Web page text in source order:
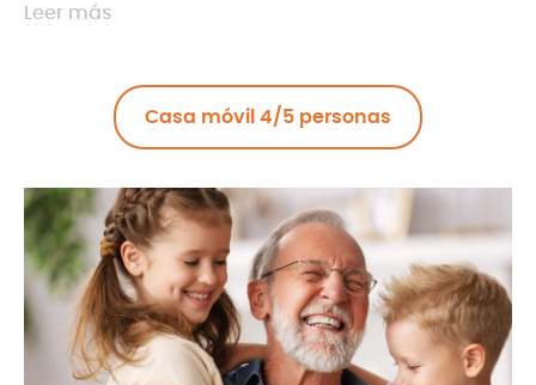
Leer más
Esta modalidad de alquiler de mobil-homes en el
País Vasco también se ubica cerca de las zonas de
juego y de la piscina para facilitar su acceso a las
que, cada año, se convierte en el lugar de
encuentro de las familias. Para más información,
descubra las fichas dedicadas a los mobil-homes
de 2 habitaciones para 4 a 5 personas en nuestro
camping. Nuestro camping está situado en el País
Vasco, a 10 km de las playas del océano y
aproximadamente a 5 km del lago Saint-Pée-sur-
Casa móvil 4/5 personas